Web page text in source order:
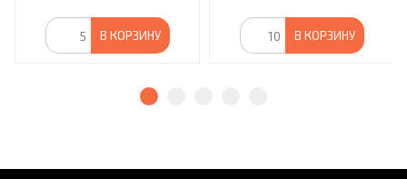
В КОРЗИНУ В КОРЗИНУ